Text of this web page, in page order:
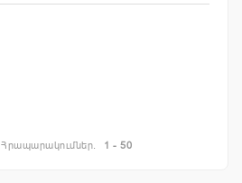
Հրապարակումներ. 1 - 50